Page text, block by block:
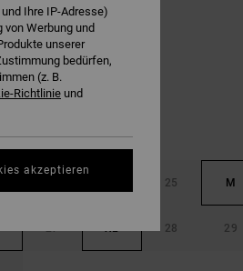
Whisper White
25 M
27 XL 28 29
Ihre IP-Adresse)
Werbung und
unserer
bedürfen,
(z. B.
Richtlinie und
akzeptieren